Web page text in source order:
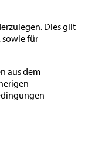
Dies gilt
sowie für
aus dem